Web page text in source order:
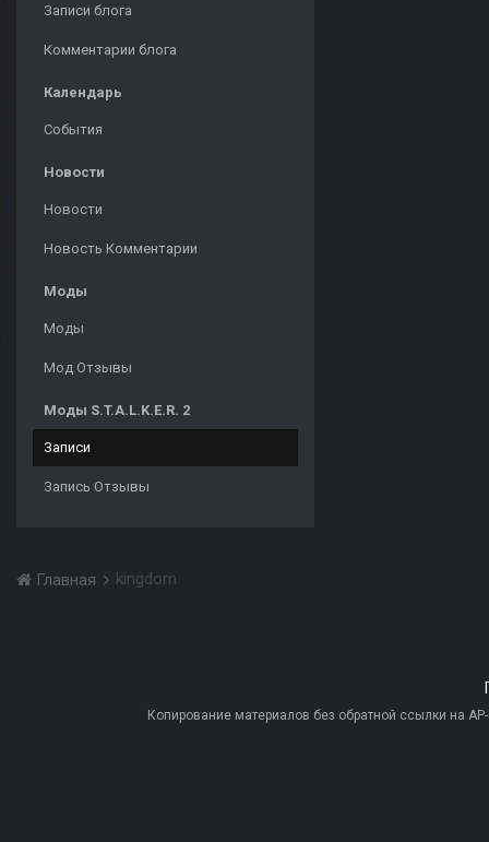
Записи блога
Комментарии блога
Календарь
События
Новости
Новости
Новость Комментарии
Моды
Моды
Мод Отзывы
Моды S.T.A.L.K.E.R. 2
Записи
Запись Отзывы
Главная kingdom
Копирование материалов без обратной ссылки на